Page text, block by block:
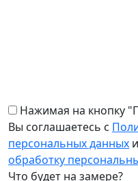
Нажимая на кнопку
Вы соглашаетесь c
персональных данных
обработку
Что будет на замере?